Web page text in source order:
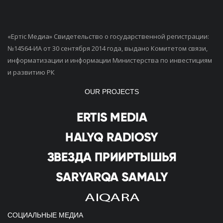
«Ертiс Медиа» Свидетельство о государственной регистрации:
№14564-ИА от 30 сентября 2014 года, выдано Комитетом связи,
информатизации и информации Министерства по инвестициям
и развитию РК
OUR PROJECTS
СОЦИАЛЬНЫЕ МЕДИА